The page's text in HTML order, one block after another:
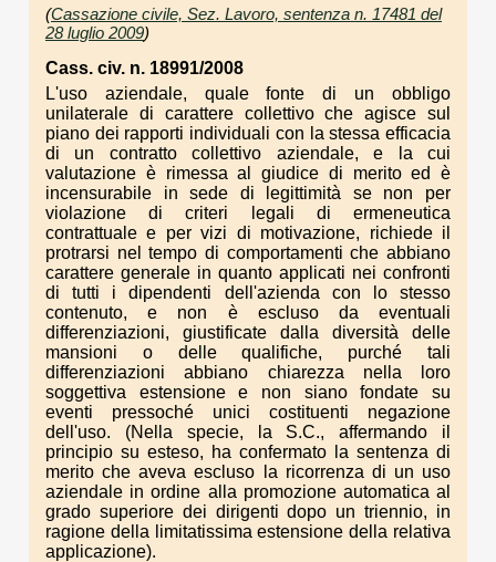
(Cassazione civile, Sez. Lavoro, sentenza n. 17481 del
28 luglio 2009)
Cass. civ. n. 18991/2008
L'uso aziendale, quale fonte di un obbligo
unilaterale di carattere collettivo che agisce sul
piano dei rapporti individuali con la stessa efficacia
di un contratto collettivo aziendale, e la cui
valutazione è rimessa al giudice di merito ed è
incensurabile in sede di legittimità se non per
violazione di criteri legali di ermeneutica
contrattuale e per vizi di motivazione, richiede il
protrarsi nel tempo di comportamenti che abbiano
carattere generale in quanto applicati nei confronti
di tutti i dipendenti dell'azienda con lo stesso
contenuto, e non è escluso da eventuali
differenziazioni, giustificate dalla diversità delle
mansioni o delle qualifiche, purché tali
differenziazioni abbiano chiarezza nella loro
soggettiva estensione e non siano fondate su
eventi pressoché unici costituenti negazione
dell'uso. (Nella specie, la S.C., affermando il
principio su esteso, ha confermato la sentenza di
merito che aveva escluso la ricorrenza di un uso
aziendale in ordine alla promozione automatica al
grado superiore dei dirigenti dopo un triennio, in
ragione della limitatissima estensione della relativa
applicazione).